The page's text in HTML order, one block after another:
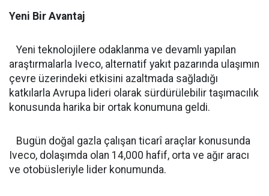
Yeni Bir Avantaj
Yeni teknolojilere odaklanma ve devamlı yapılan
araştırmalarla Iveco, alternatif yakıt pazarında ulaşımın
çevre üzerindeki etkisini azaltmada sağladığı
katkılarla Avrupa lideri olarak sürdürülebilir taşımacılık
konusunda harika bir ortak konumuna geldi.
Bugün doğal gazla çalışan ticarî araçlar konusunda
Iveco, dolaşımda olan 14,000 hafif, orta ve ağır aracı
ve otobüsleriyle lider konumunda.